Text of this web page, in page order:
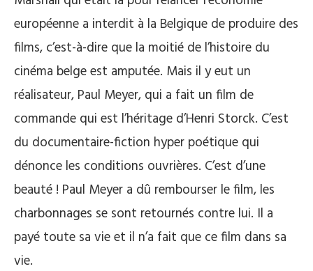
européenne a interdit à la Belgique de produire des
films, c’est-à-dire que la moitié de l’histoire du
cinéma belge est amputée. Mais il y eut un
réalisateur, Paul Meyer, qui a fait un film de
commande qui est l’héritage d’Henri Storck. C’est
du documentaire-fiction hyper poétique qui
dénonce les conditions ouvrières. C’est d’une
beauté ! Paul Meyer a dû rembourser le film, les
charbonnages se sont retournés contre lui. Il a
payé toute sa vie et il n’a fait que ce film dans sa
vie.